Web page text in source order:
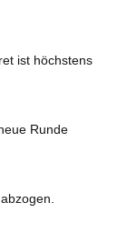
ist höchstens
Runde